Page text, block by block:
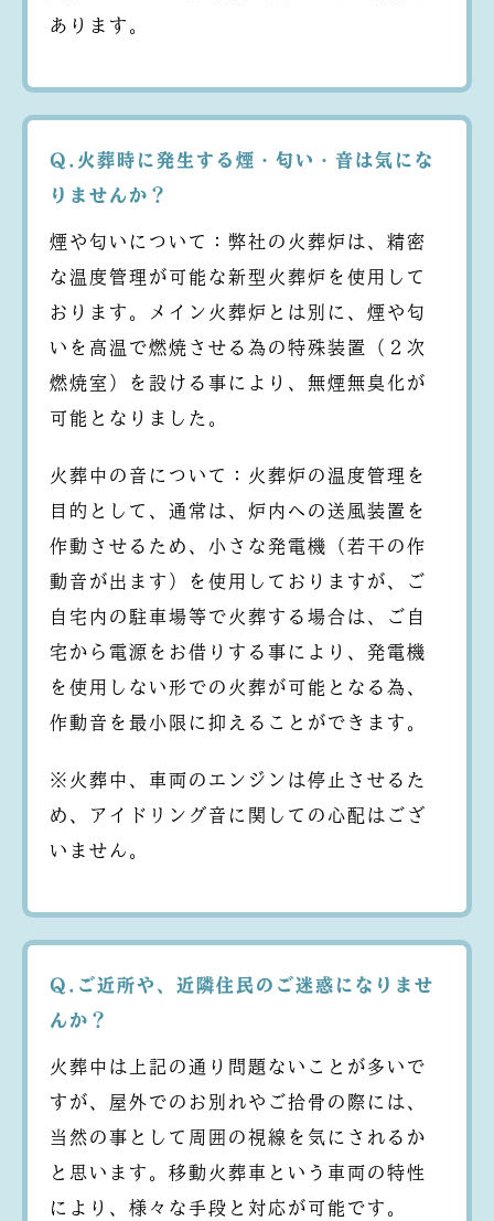
あります。
Q.火葬時に発生する煙・匂い・音は気にな
りませんか？
煙や匂いについて：弊社の火葬炉は、精密
な温度管理が可能な新型火葬炉を使用して
おります。メイン火葬炉とは別に、煙や匂
いを高温で燃焼させる為の特殊装置（２次
燃焼室）を設ける事により、無煙無臭化が
可能となりました。
火葬中の音について：火葬炉の温度管理を
目的として、通常は、炉内への送風装置を
作動させるため、小さな発電機（若干の作
動音が出ます）を使用しておりますが、ご
自宅内の駐車場等で火葬する場合は、ご自
宅から電源をお借りする事により、発電機
を使用しない形での火葬が可能となる為、
作動音を最小限に抑えることができます。
※火葬中、車両のエンジンは停止させるた
め、アイドリング音に関しての心配はござ
いません。
Q.ご近所や、近隣住民のご迷惑になりませ
んか？
火葬中は上記の通り問題ないことが多いで
すが、屋外でのお別れやご拾骨の際には、
当然の事として周囲の視線を気にされるか
と思います。移動火葬車という車両の特性
により、様々な手段と対応が可能です。